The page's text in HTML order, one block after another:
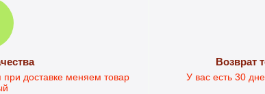
доставке меняем товар
Возврат
У вас есть 30